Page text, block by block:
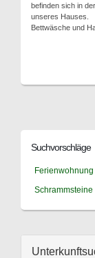
befinden sich in
unseres Hauses.
Bettwäsche und
Suchvorschläge
Ferienwohnung
Schrammsteine